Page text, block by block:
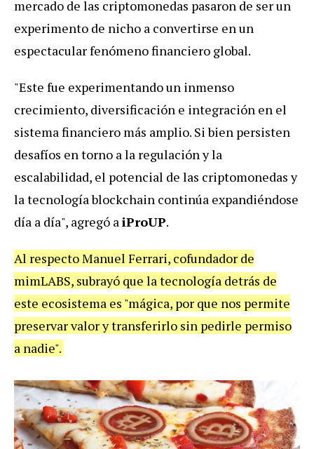
mercado de las criptomonedas pasaron de ser un
experimento de nicho a convertirse en un
espectacular fenómeno financiero global.
"Este fue experimentando un inmenso
crecimiento, diversificación e integración en el
sistema financiero más amplio. Si bien persisten
desafíos en torno a la regulación y la
escalabilidad, el potencial de las criptomonedas y
la tecnología blockchain continúa expandiéndose
día a día", agregó aiProUP.
Al respecto Manuel Ferrari, cofundador de
mimLABS, subrayó que la tecnología detrás de
este ecosistema es "mágica, por que nos permite
preservar valor y transferirlo sin pedirle permiso
a nadie".